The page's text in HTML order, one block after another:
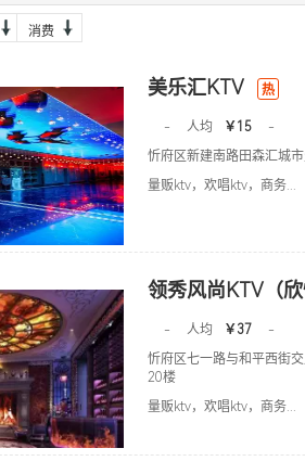
消费
美乐汇KTV 热
- 人均 ￥15
-
忻府区新建南路田森汇城
量贩ktv，欢唱ktv，商务...
领秀风尚KTV（
- 人均 ￥37
-
忻府区七一路与和平西街
20楼
量贩ktv，欢唱ktv，商务...